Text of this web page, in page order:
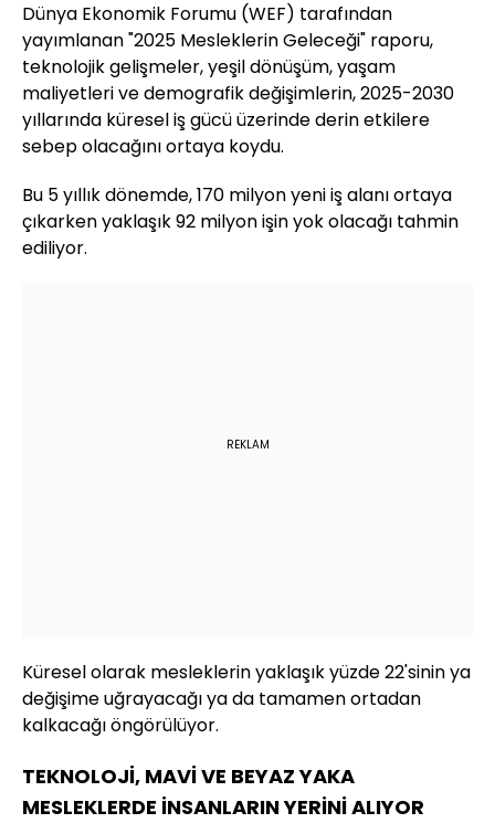
Dünya Ekonomik Forumu (WEF) tarafından
yayımlanan "2025 Mesleklerin Geleceği" raporu,
teknolojik gelişmeler, yeşil dönüşüm, yaşam
maliyetleri ve demografik değişimlerin, 2025-2030
yıllarında küresel iş gücü üzerinde derin etkilere
sebep olacağını ortaya koydu.
Bu 5 yıllık dönemde, 170 milyon yeni iş alanı ortaya
çıkarken yaklaşık 92 milyon işin yok olacağı tahmin
ediliyor.
REKLAM
Küresel olarak mesleklerin yaklaşık yüzde 22'sinin ya
değişime uğrayacağı ya da tamamen ortadan
kalkacağı öngörülüyor.
TEKNOLOJİ, MAVİ VE BEYAZ YAKA
MESLEKLERDE İNSANLARIN YERİNİ ALIYOR